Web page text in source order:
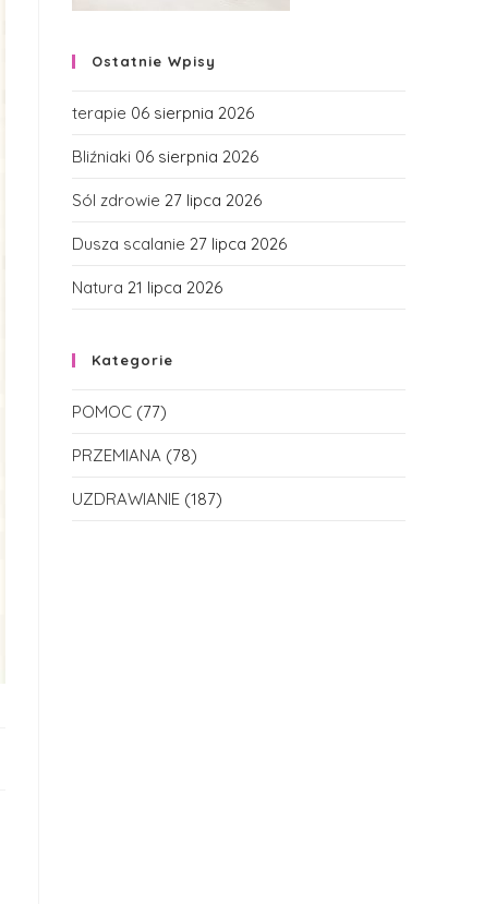
Ostatnie Wpisy
terapie 06 sierpnia 2026
Bliźniaki 06 sierpnia 2026
Sól zdrowie 27 lipca 2026
Dusza scalanie 27 lipca 2026
Natura 21 lipca 2026
Kategorie
POMOC (77)
PRZEMIANA (78)
UZDRAWIANIE (187)